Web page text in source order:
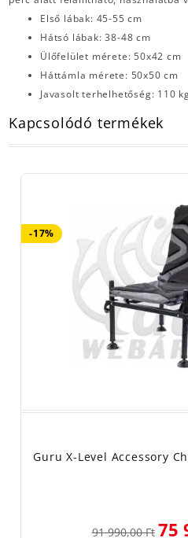
Első lábak: 45-55 cm
Hátsó lábak: 38-48 cm
Ülőfelület mérete: 50x42 cm
Háttámla mérete: 50x50 cm
Javasolt terhelhetőség: 110
Kapcsolódó termékek
-17%
Guru X-Level Accessory
91 990,00 Ft 75